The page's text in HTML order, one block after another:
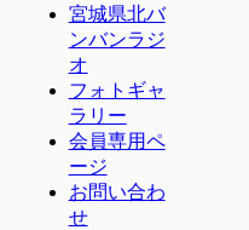
宮城県北バ
ンバンラジ
オ
フォトギャ
ラリー
会員専用ペ
ージ
お問い合わ
せ